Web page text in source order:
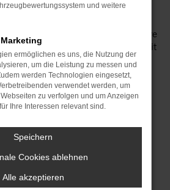
von POPP Fahrzeugbau und
erstklassigen Konditionen. Wir
Original-Ersatzteile, insbesondere
und Renault, mit denen wir seit
Partnerschaft betreiben. Unser
wir sind im Ersatzteilverkauf
als auch zum Einbau bereit. Für
Fall, dass wir einmal nicht das
Lager haben, benötigen wir
Ihnen Original Volvo-Ersatzteile zu
widmet sich nicht nur dem
auch von gebrauchten
und weitere
ermöglichen es uns, die Nutzung der
um die Leistung zu messen und
werden Technologien eingesetzt,
verwendet werden, um
zu verfolgen und um Anzeigen
Ihre Interessen relevant sind.
Speichern
Cookies ablehnen
Alle akzeptieren